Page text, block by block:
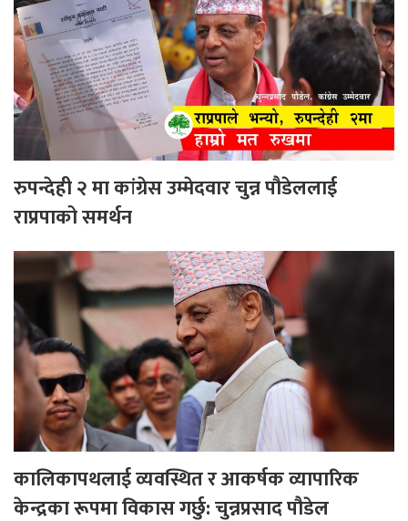
रुपन्देही २ मा कांग्रेस उम्मेदवार चुन्न पौडेललाई
राप्रपाको समर्थन
कालिकापथलाई व्यवस्थित र आकर्षक व्यापारिक
केन्द्रका रूपमा विकास गर्छु: चुन्नप्रसाद पौडेल